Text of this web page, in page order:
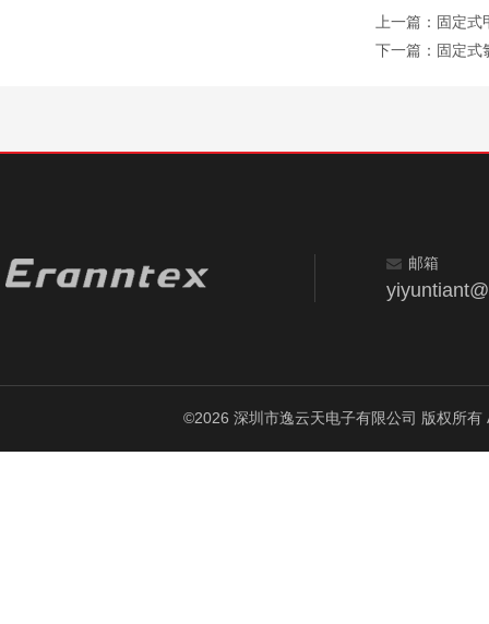
上一篇： 固定式
下一篇： 固定式
邮箱
©2026 深圳市逸云天电子有限公司 版权所有